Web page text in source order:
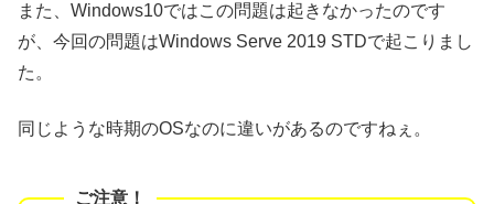
また、Windows10ではこの問題は起きなかったのです
が、今回の問題はWindows Serve 2019 STDで起こりまし
た。
同じような時期のOSなのに違いがあるのですねぇ。